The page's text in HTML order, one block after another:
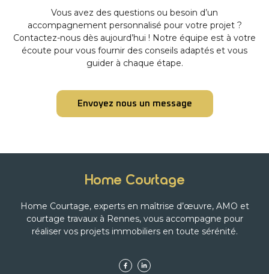
Vous avez des questions ou besoin d’un
accompagnement personnalisé pour votre projet ?
Contactez-nous dès aujourd’hui ! Notre équipe est à votre
écoute pour vous fournir des conseils adaptés et vous
guider à chaque étape.
Envoyez nous un message
Home Courtage
Home Courtage, experts en maîtrise d’œuvre, AMO et
courtage travaux à Rennes, vous accompagne pour
réaliser vos projets immobiliers en toute sérénité.